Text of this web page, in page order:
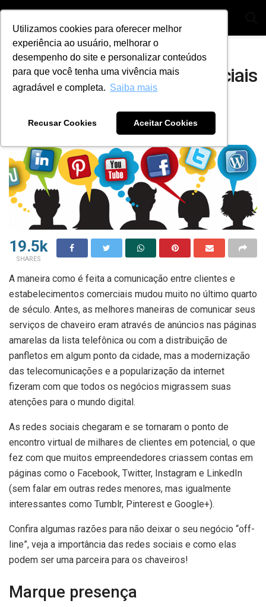
Utilizamos cookies para oferecer melhor
experiência ao usuário, melhorar o
desempenho do site e personalizar conteúdos
para que você tenha uma vivência mais
agradável e completa. Saiba mais
Recusar Cookies Aceitar Cookies
Home Dicas
A importância das redes sociais
para chaveiros
by Ana Julia Alves 15 de junho de 2021
19.5k
SHARES
A maneira como é feita a comunicação entre clientes e
estabelecimentos comerciais mudou muito no último quarto
de século. Antes, as melhores maneiras de comunicar seus
serviços de chaveiro eram através de anúncios nas páginas
amarelas da lista telefônica ou com a distribuição de
panfletos em algum ponto da cidade, mas a modernização
das telecomunicações e a popularização da internet
fizeram com que todos os negócios migrassem suas
atenções para o mundo digital.
As redes sociais chegaram e se tornaram o ponto de
encontro virtual de milhares de clientes em potencial, o que
fez com que muitos empreendedores criassem contas em
páginas como o Facebook, Twitter, Instagram e LinkedIn
(sem falar em outras redes menores, mas igualmente
interessantes como Tumblr, Pinterest e Google+).
Confira algumas razões para não deixar o seu negócio “off-
line”, veja a importância das redes sociais e como elas
podem ser uma parceira para os chaveiros!
Marque presença